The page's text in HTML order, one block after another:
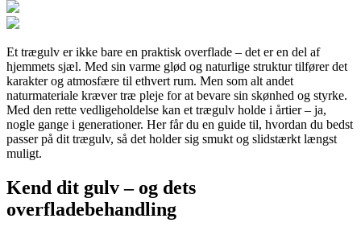
Et trægulv er ikke bare en praktisk overflade – det er en del af
hjemmets sjæl. Med sin varme glød og naturlige struktur tilfører det
karakter og atmosfære til ethvert rum. Men som alt andet
naturmateriale kræver træ pleje for at bevare sin skønhed og styrke.
Med den rette vedligeholdelse kan et trægulv holde i årtier – ja,
nogle gange i generationer. Her får du en guide til, hvordan du bedst
passer på dit trægulv, så det holder sig smukt og slidstærkt længst
muligt.
Kend dit gulv – og dets
overfladebehandling